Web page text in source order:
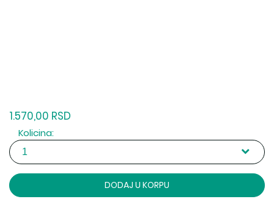
1.570,00 RSD
Kolicina:
DODAJ U KORPU